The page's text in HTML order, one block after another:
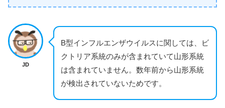
JD
B型インフルエンザウイルスに関しては、ビ
クトリア系統のみが含まれていて山形系統
は含まれていません。数年前から山形系統
が検出されていないためです。